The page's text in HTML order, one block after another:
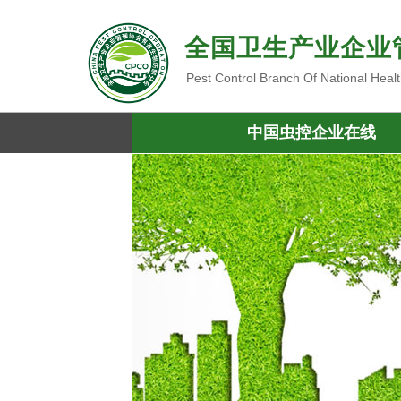
全国卫生产业企
Pest Control Branch Of National
中国虫控企业在线